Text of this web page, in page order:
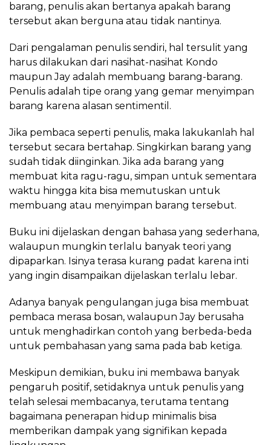
barang, penulis akan bertanya apakah barang
tersebut akan berguna atau tidak nantinya.
Dari pengalaman penulis sendiri, hal tersulit yang
harus dilakukan dari nasihat-nasihat Kondo
maupun Jay adalah membuang barang-barang.
Penulis adalah tipe orang yang gemar menyimpan
barang karena alasan sentimentil.
Jika pembaca seperti penulis, maka lakukanlah hal
tersebut secara bertahap. Singkirkan barang yang
sudah tidak diinginkan. Jika ada barang yang
membuat kita ragu-ragu, simpan untuk sementara
waktu hingga kita bisa memutuskan untuk
membuang atau menyimpan barang tersebut.
Buku ini dijelaskan dengan bahasa yang sederhana,
walaupun mungkin terlalu banyak teori yang
dipaparkan. Isinya terasa kurang padat karena inti
yang ingin disampaikan dijelaskan terlalu lebar.
Adanya banyak pengulangan juga bisa membuat
pembaca merasa bosan, walaupun Jay berusaha
untuk menghadirkan contoh yang berbeda-beda
untuk pembahasan yang sama pada bab ketiga.
Meskipun demikian, buku ini membawa banyak
pengaruh positif, setidaknya untuk penulis yang
telah selesai membacanya, terutama tentang
bagaimana penerapan hidup minimalis bisa
memberikan dampak yang signifikan kepada